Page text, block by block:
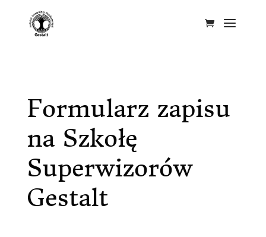
Formularz zapisu
na Szkołę
Superwizorów
Gestalt